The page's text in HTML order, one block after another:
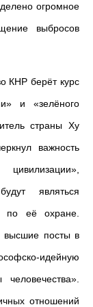
огромное
выбросов
КНР берёт курс
и «зелёного
страны Ху
важность
являться
по её охране.
высшие посты в
идейную
отношений